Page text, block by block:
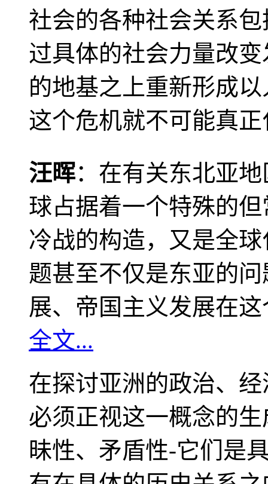
社会的各种社会关系
过具体的社会力量改
的地基之上重新形成
这个危机就不可能真
汪晖：在有关东北亚
球占据着一个特殊的
冷战的构造，又是全
题甚至不仅是东亚的
展、帝国主义发展在
全文...
在探讨亚洲的政治、
必须正视这一概念的
昧性、矛盾性-它们是